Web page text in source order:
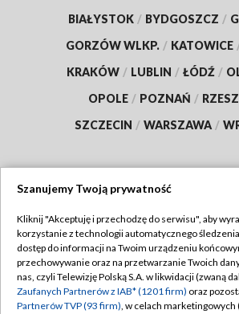
BIAŁYSTOK / BYDGOSZCZ /
GORZÓW WLKP. / KATOWICE
KRAKÓW / LUBLIN / ŁÓDŹ /
OPOLE / POZNAŃ /
SZCZECIN / WARSZAWA /
TVP
Abonament TVP
Emisja w TVP
Regulamin TVP
Polityka
Szanujemy Twoją prywatność
Kliknij "Akceptuję i przechodzę do serwisu", aby
korzystanie z technologii automatycznego
dostęp do informacji na Twoim urządzeniu
przechowywanie oraz na przetwarzanie Twoich
nas, czyli Telewizję Polską S.A. w likwidacji (zwaną
Zaufanych Partnerów z IAB* (1201 firm) oraz
Partnerów TVP (93 firm), w celach marketingowych